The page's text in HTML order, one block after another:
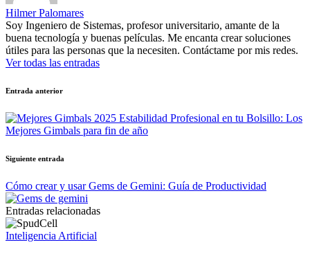
Hilmer Palomares
Soy Ingeniero de Sistemas, profesor universitario, amante de la
buena tecnología y buenas películas. Me encanta crear soluciones
útiles para las personas que la necesiten. Contáctame por mis redes.
Ver todas las entradas
Navegación
de
entradas
Entrada anterior
Estabilidad Profesional en tu Bolsillo: Los
Mejores Gimbals para fin de año
Siguiente entrada
Cómo crear y usar Gems de Gemini: Guía de Productividad
Entradas relacionadas
Publicado
Inteligencia Artificial